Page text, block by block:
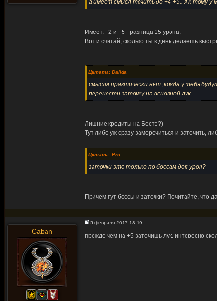
а имеет смысл точить до +4-+5.. я к тому у
Имеет. +2 и +5 - разница 15 урона.
Вот и считай, сколько ты в день делаешь
Цитата: Dalida
смысла практически нет ,когда у тебя
перенести заточку на основной лук
Лишние кредиты на Бесте?)
Тут либо уж сразу заморочиться и заточить,
Цитата: Pro
заточки это только по боссам доп урон?
Причем тут боссы и заточки? Почитайте, что
Caban
5 февраля 2017 13:19
прежде чем на +5 заточишь лук, интересно